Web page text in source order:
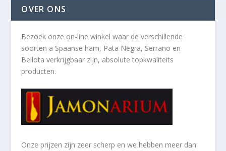
OVER ONS
Bezoek onze on-line winkel waar de verschillende
soorten a Spaanse ham, Pata Negra, Serrano en
Bellota verkrijgbaar zijn, absolute topkwaliteits
producten.
Onze prijzen zijn zeer scherp en we hebben meer dan